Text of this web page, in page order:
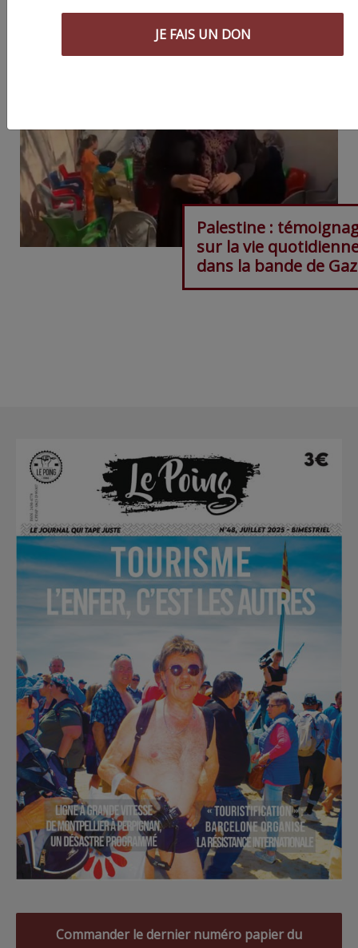
Palestine :
sur la vie
dans la bande de
Commander le dernier numéro papier du
JE FAIS UN DON